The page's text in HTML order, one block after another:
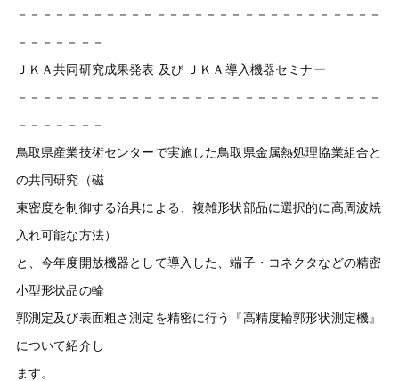
－－－－－－－－－－－－－－－－－－－－－－－－－－－－－
－－－－－－－
ＪＫＡ共同研究成果発表 及び ＪＫＡ導入機器セミナー
－－－－－－－－－－－－－－－－－－－－－－－－－－－－－
－－－－－－－
鳥取県産業技術センターで実施した鳥取県金属熱処理協業組合と
の共同研究（磁
束密度を制御する治具による、複雑形状部品に選択的に高周波焼
入れ可能な方法）
と、今年度開放機器として導入した、端子・コネクタなどの精密
小型形状品の輪
郭測定及び表面粗さ測定を精密に行う『高精度輪郭形状測定機』
について紹介し
ます。